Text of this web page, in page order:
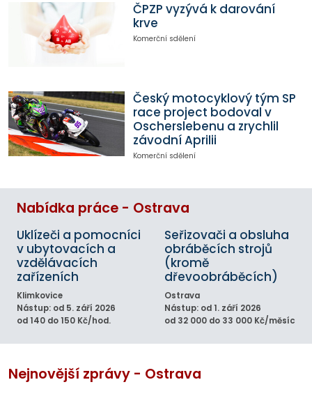
ČPZP vyzývá k darování
krve
Komerční sdělení
Český motocyklový tým SP
race project bodoval v
Oscherslebenu a zrychlil
závodní Aprilii
Komerční sdělení
Nabídka práce - Ostrava
Uklízeči a pomocníci
v ubytovacích a
vzdělávacích
zařízeních
Klimkovice
Nástup: od 5. září 2026
od 140 do 150 Kč/hod.
Seřizovači a obsluha
obráběcích strojů
(kromě
dřevoobráběcích)
Ostrava
Nástup: od 1. září 2026
od 32 000 do 33 000 Kč/měsíc
Nejnovější zprávy - Ostrava